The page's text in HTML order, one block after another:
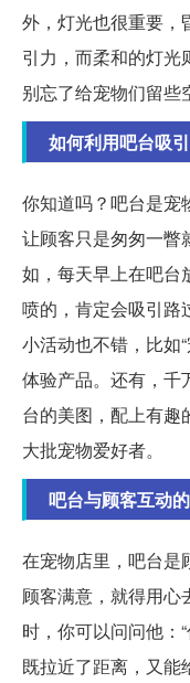
外，灯光也很重要，
引力，而柔和的灯光
别忘了给宠物们留些
如何利用吧台吸
你知道吗？吧台是宠
让顾客只是匆匆一瞥
如，每天早上在吧台
喷的，肯定会吸引路
小活动也不错，比如
体验产品。还有，千
台的美图，配上有趣
大批宠物爱好者。
吧台与顾客互动
在宠物店里，吧台是
顾客满意，就得用心
时，你可以问问他：
既拉近了距离，又能